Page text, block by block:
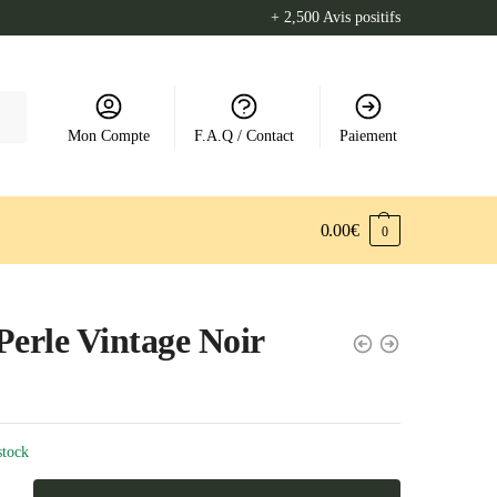
+ 2,500 Avis positifs
Mon Compte F.A.Q / Contact Paiement
0.00€ 0
Vintage Noir